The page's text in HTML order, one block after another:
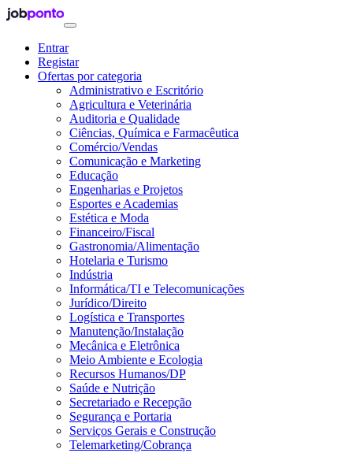
Entrar
Registar
Ofertas por categoria
Administrativo e Escritório
Agricultura e Veterinária
Auditoria e Qualidade
Ciências, Química e Farmacêutica
Comércio/Vendas
Comunicação e Marketing
Educação
Engenharias e Projetos
Esportes e Academias
Estética e Moda
Financeiro/Fiscal
Gastronomia/Alimentação
Hotelaria e Turismo
Indústria
Informática/TI e Telecomunicações
Jurídico/Direito
Logística e Transportes
Manutenção/Instalação
Mecânica e Eletrônica
Meio Ambiente e Ecologia
Recursos Humanos/DP
Saúde e Nutrição
Secretariado e Recepção
Segurança e Portaria
Serviços Gerais e Construção
Telemarketing/Cobrança